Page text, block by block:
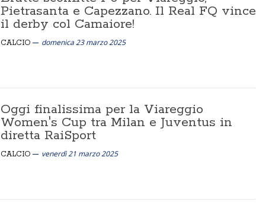
Pietrasanta e Capezzano. Il Real FQ vince
il derby col Camaiore!
CALCIO domenica 23 marzo 2025
Oggi finalissima per la Viareggio
Women's Cup tra Milan e Juventus in
diretta RaiSport
CALCIO venerdì 21 marzo 2025